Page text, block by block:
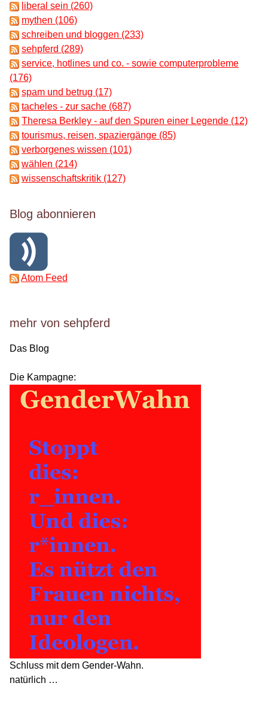
liberal sein (260)
mythen (106)
schreiben und bloggen (233)
sehpferd (289)
service, hotlines und co. - sowie computerprobleme
(176)
spam und betrug (17)
tacheles - zur sache (687)
Theresa Berkley - auf den Spuren einer Legende (12)
tourismus, reisen, spaziergänge (85)
verborgenes wissen (101)
wählen (214)
wissenschaftskritik (127)
Blog abonnieren
Atom Feed
mehr von sehpferd
Das Blog
Die Kampagne:
Schluss mit dem Gender-Wahn.
natürlich …